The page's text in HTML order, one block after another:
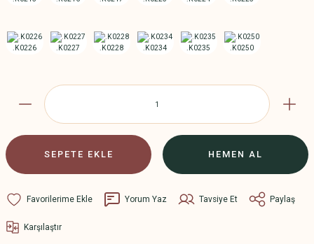
SEPETE EKLE HEMEN AL
Yorum Yaz Tavsiye Et Paylaş
Karşılaştır